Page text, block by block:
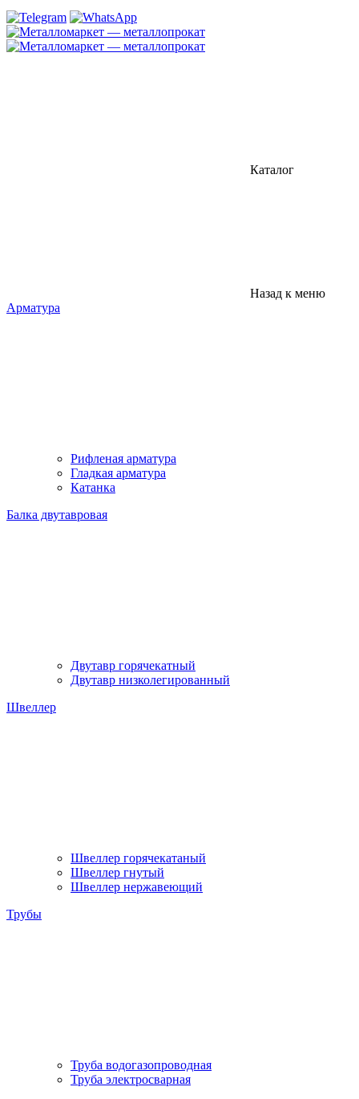
Каталог
Назад к меню
Арматура
Рифленая арматура
Гладкая арматура
Катанка
Балка двутавровая
Двутавр горячекатный
Двутавр низколегированный
Швеллер
Швеллер горячекатаный
Швеллер гнутый
Швеллер нержавеющий
Трубы
Труба водогазопроводная
Труба электросварная